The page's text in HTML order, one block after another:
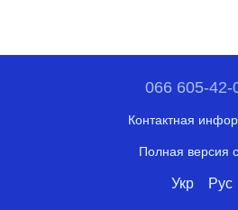
066 605-42-
Контактная
Полная версия
Укр Рус